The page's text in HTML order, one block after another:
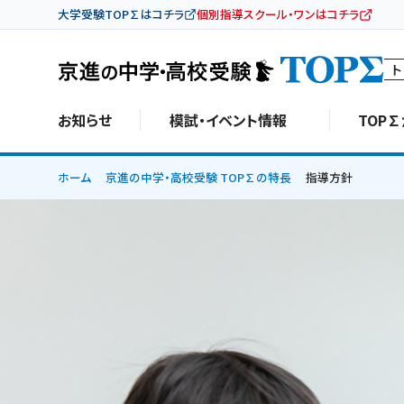
大学受験TOP∑はコチラ 個別指導スクール・ワンはコチラ
お知らせ 模試・イベント情報 TOP∑
ホーム 京進の中学・高校受験 TOP∑の特長 指導方針